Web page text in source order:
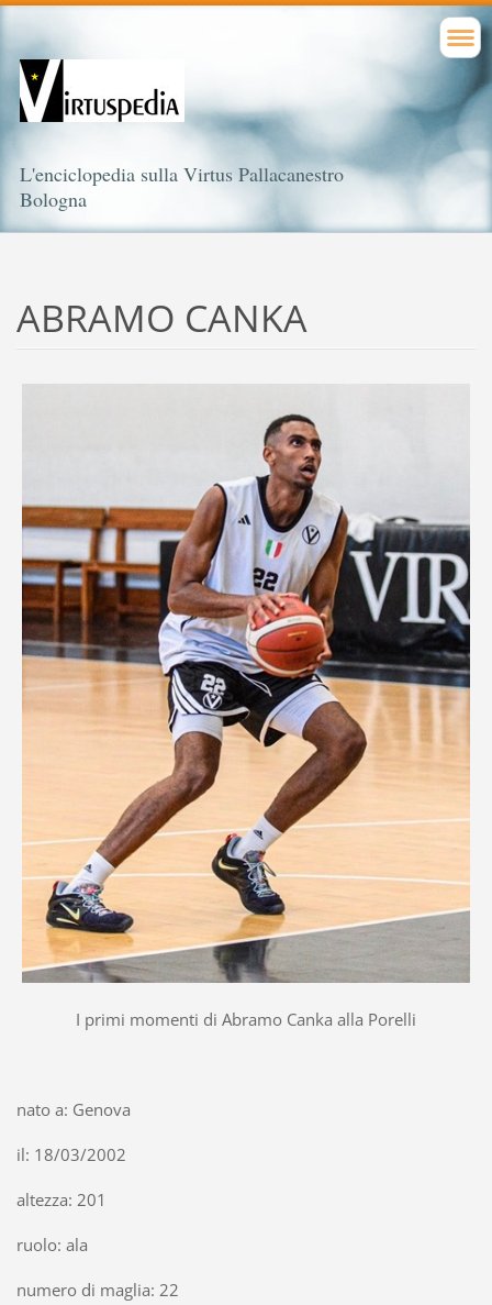
L'enciclopedia sulla Virtus Pallacanestro
Bologna
ABRAMO CANKA
I primi momenti di Abramo Canka alla Porelli
nato a: Genova
il: 18/03/2002
altezza: 201
ruolo: ala
numero di maglia: 22